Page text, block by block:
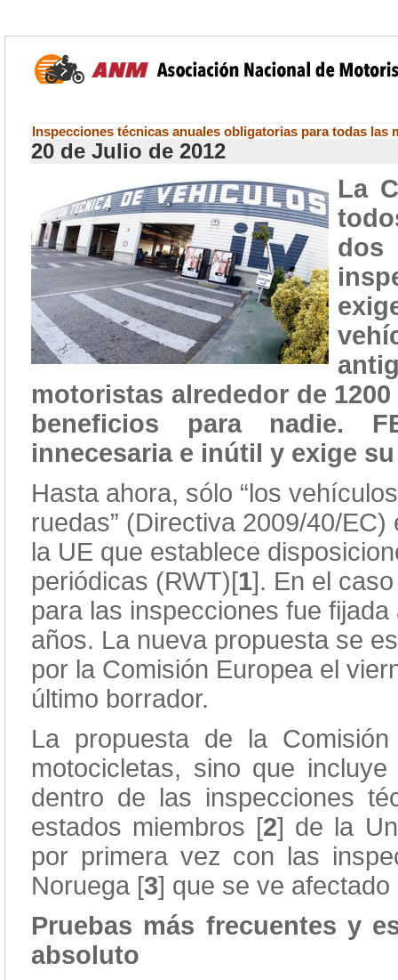
Inspecciones técnicas anuales obligatorias para todas las
20 de Julio de 2012
La
motoristas alrededor de
beneficios para nadie.
innecesaria e inútil y exige
Hasta ahora, sólo “los
ruedas” (Directiva 2009/40/
la UE que establece
periódicas (RWT)[1]. En el
para las inspecciones fue
años. La nueva propuesta se
por la Comisión Europea el
último borrador.
La propuesta de la
motocicletas, sino que
dentro de las inspecciones
estados miembros [2] de la
por primera vez con las
Noruega [3] que se ve
Pruebas más frecuentes y
absoluto